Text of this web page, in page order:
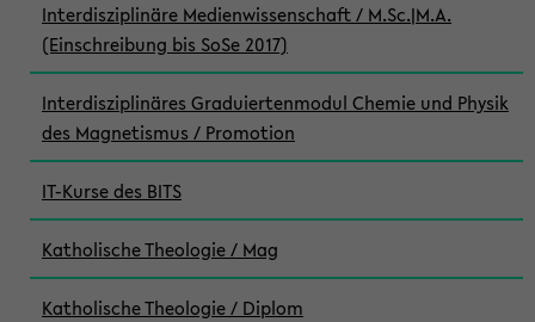
Interdisziplinäre Medienwissenschaft / M.Sc.|M.A.
(Einschreibung bis SoSe 2017)
Interdisziplinäres Graduiertenmodul Chemie und Physik
des Magnetismus / Promotion
IT-Kurse des BITS
Katholische Theologie / Mag
Katholische Theologie / Diplom